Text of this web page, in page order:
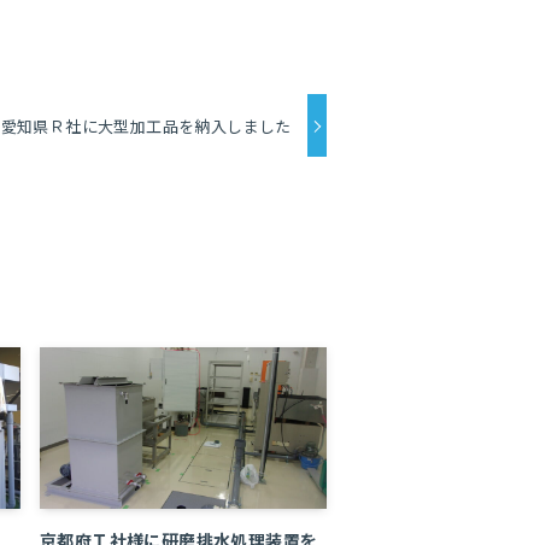
愛知県Ｒ社に大型加工品を納入しました
京都府Ｔ社様に研磨排水処理装置を